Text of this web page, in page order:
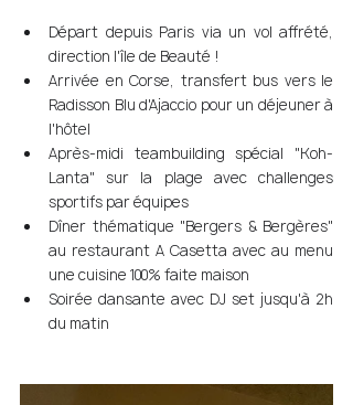
Départ depuis Paris via un vol affrété,
direction l'île de Beauté !
Arrivée en Corse, transfert bus vers le
Radisson Blu d'Ajaccio pour un déjeuner à
l'hôtel
Après-midi teambuilding spécial "Koh-
Lanta" sur la plage avec challenges
sportifs par équipes
Dîner thématique "Bergers & Bergères"
au restaurant A Casetta avec au menu
une cuisine 100% faite maison
Soirée dansante avec DJ set jusqu'à 2h
du matin